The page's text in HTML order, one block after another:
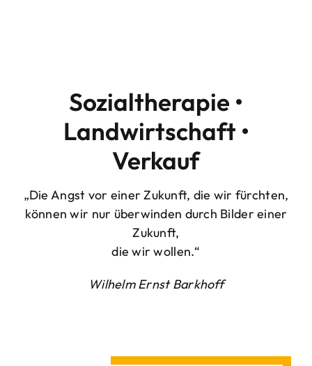
Sozialtherapie •
Landwirtschaft •
Verkauf
„Die Angst vor einer Zukunft, die wir fürchten,
können wir nur überwinden durch Bilder einer
Zukunft,
die wir wollen.“
Wilhelm Ernst Barkhoff